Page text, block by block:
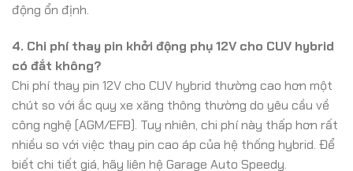
động ổn định.
4. Chi phí thay pin khởi động phụ 12V cho CUV hybrid
có đắt không?
Chi phí thay pin 12V cho CUV hybrid thường cao hơn một
chút so với ắc quy xe xăng thông thường do yêu cầu về
công nghệ (AGM/EFB). Tuy nhiên, chi phí này thấp hơn rất
nhiều so với việc thay pin cao áp của hệ thống hybrid. Để
biết chi tiết giá, hãy liên hệ Garage Auto Speedy.